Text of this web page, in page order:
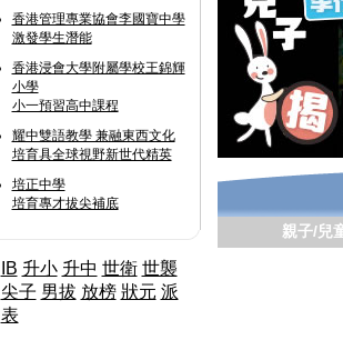
香港管理專業協會李國寶中學
激發學生潛能
香港浸會大學附屬學校王錦輝
小學
小一預習高中課程
耀中雙語教學 兼融東西文化
培育具全球視野新世代精英
培正中學
培育專才拔尖補底
IB 升小 升中 世衛 世襲
尖子 男拔 放榜 狀元 派
表
親子/兒